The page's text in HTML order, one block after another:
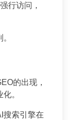
行访问，
的出现，
。
搜索引擎在